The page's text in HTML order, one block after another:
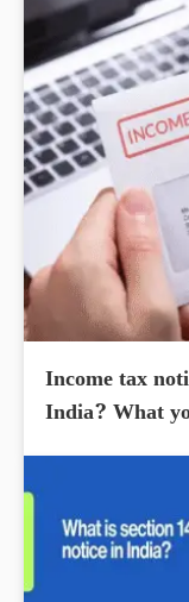
Income tax
India? What